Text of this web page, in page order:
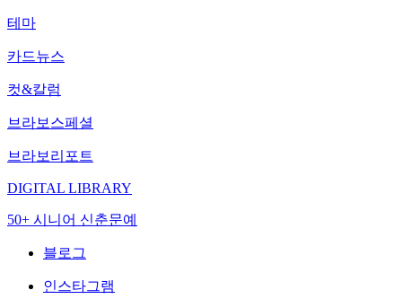
테마
카드뉴스
컷&칼럼
브라보스페셜
브라보리포트
DIGITAL LIBRARY
50+ 시니어 신춘문예
블로그
인스타그램